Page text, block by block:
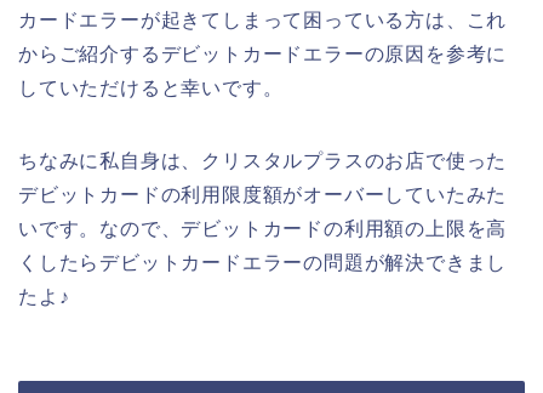
カードエラーが起きてしまって困っている方は、これ
からご紹介するデビットカードエラーの原因を参考に
していただけると幸いです。
ちなみに私自身は、クリスタルプラスのお店で使った
デビットカードの利用限度額がオーバーしていたみた
いです。なので、デビットカードの利用額の上限を高
くしたらデビットカードエラーの問題が解決できまし
たよ♪